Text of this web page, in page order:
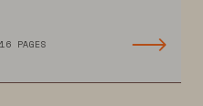
16 PAGES